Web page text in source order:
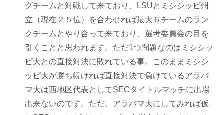
グチームと対戦して来ており、LSUとミシシッピ州
立（現在２５位）を合わせれば最大６チームのラン
クチームとやり合って来ており、選考委員会の目を
引くことと思われます。ただ1つ問題なのはミシシッ
ピ大との直接対決に敗れている事。このままミシシ
ッピ大が勝ち続ければ直接対決で負けているアラバ
マ大は西地区代表としてSECタイトルマッチに出場
出来ないのです。ただ、アラバマ大にしてみれば仮